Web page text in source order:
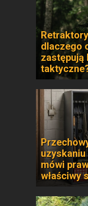
dlaczego
zastępują
mówi
właściwy